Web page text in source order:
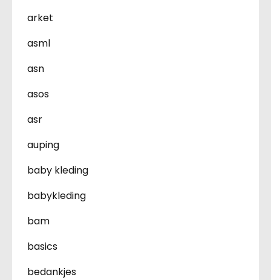
arket
asml
asn
asos
asr
auping
baby kleding
babykleding
bam
basics
bedankjes